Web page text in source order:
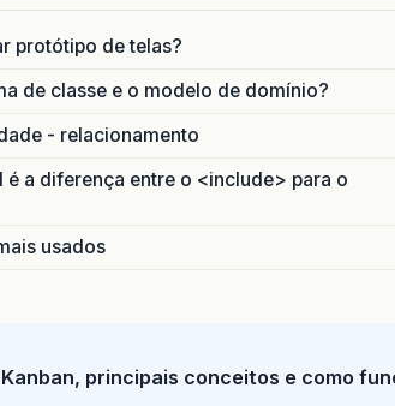
protótipo de telas?
de classe e o modelo de domínio?
- relacionamento
é a diferença entre o <include> para o
usados
principais conceitos e como